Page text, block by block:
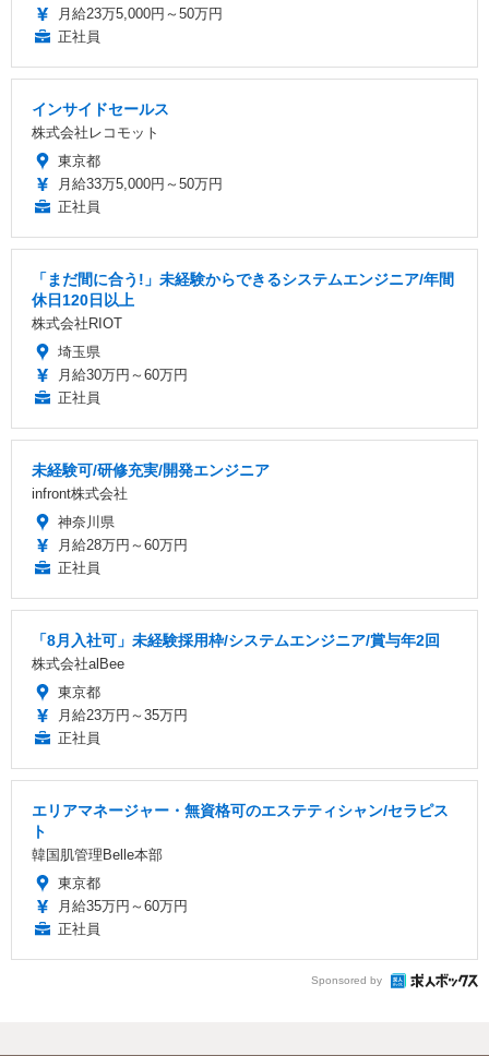
月給23万5,000円～50万円
正社員
インサイドセールス
株式会社レコモット
東京都
月給33万5,000円～50万円
正社員
「まだ間に合う!」未経験からできるシステムエンジニア/年間
休日120日以上
株式会社RIOT
埼玉県
月給30万円～60万円
正社員
未経験可/研修充実/開発エンジニア
infront株式会社
神奈川県
月給28万円～60万円
正社員
「8月入社可」未経験採用枠/システムエンジニア/賞与年2回
株式会社alBee
東京都
月給23万円～35万円
正社員
エリアマネージャー・無資格可のエステティシャン/セラピス
ト
韓国肌管理Belle本部
東京都
月給35万円～60万円
正社員
Sponsored by